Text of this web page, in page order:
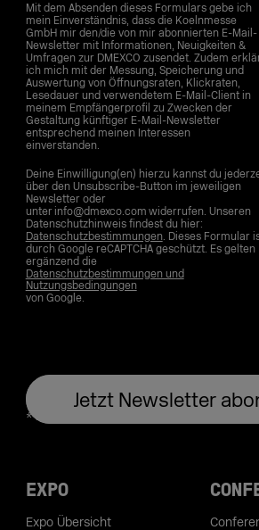
Mit dem Absenden dieses Formulars gebe ich
mein Einverständnis, dass die Koelnmesse
GmbH mir den/die von mir abonnierten E-Mail-
Newsletter mit Informationen, Neuigkeiten &
Umfragen zur DMEXCO zusendet. Zudem
ich mich mit der Messung, Speicherung und
Auswertung von Öffnungsraten, Klickraten,
Lesedauer und verwendetem E-Mail-Client in
meinem Empfängerprofil zu Zwecken der
Gestaltung künftiger E-Mail-Newsletter
entsprechend meinen Interessen
einverstanden.
Deine Einwilligung(en) hierzu kannst du
über den Unsubscribe-Button im jeweiligen
Newsletter oder
unter info@dmexco.com widerrufen. Unseren
Datenschutzhinweis findest du hier:
Datenschutzbestimmungen. Dieses Formular
durch Google reCAPTCHA geschützt. Es gelten
ergänzend die
Datenschutzbestimmungen und
Nutzungsbedingungen
von Google.
EXPO
Expo Übersicht